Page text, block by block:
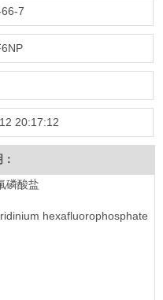
7
20:17:12
磷酸盐
hexafluorophosphate